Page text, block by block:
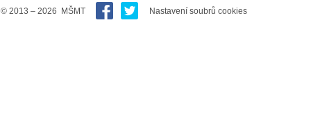
© 2013 – 2026 MŠMT Nastavení soubrů cookies